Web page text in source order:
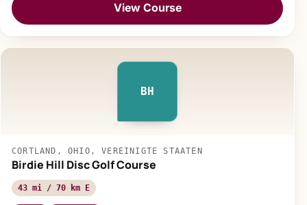
View Course
BH
CORTLAND, OHIO, VEREINIGTE STAATEN
Birdie Hill Disc Golf Course
43 mi / 70 km E